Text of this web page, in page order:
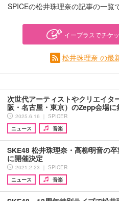
SPICEの松井珠理奈の記事の一覧
イープラスでチケ
松井珠理奈 の最
次世代アーティストやクリエイタ
阪・名古屋・東京）のZepp会場
2025.6.16 ｜ SPICER
ニュース
音楽
SKE48 松井珠理奈・高柳明音の
に開催決定
2021.2.23 ｜ SPICER
ニュース
音楽